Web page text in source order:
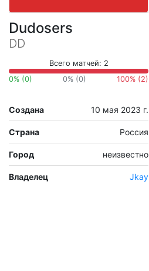
Dudosers
DD
Всего матчей: 2
0% (0)
0% (0) 100% (2)
Создана 10 мая 2023 г.
Страна Россия
Город неизвестно
Владелец Jkay